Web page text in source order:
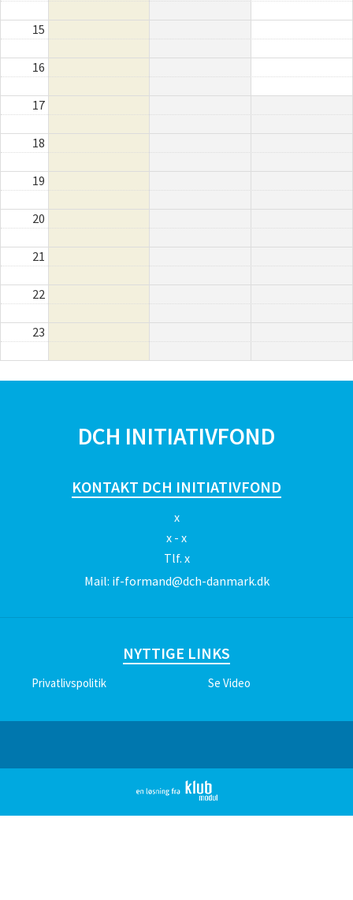
15
16
17
18
19
20
21
22
23
DCH INITIATIVFOND
KONTAKT DCH INITIATIVFOND
x
x - x
Tlf. x
Mail: if-formand@dch-danmark.dk
NYTTIGE LINKS
Privatlivspolitik Se Video